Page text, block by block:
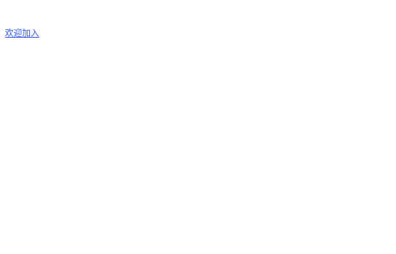
欢迎加入